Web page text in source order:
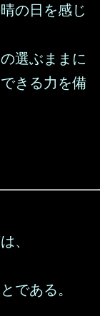
の日を感じ
選ぶままに
きる力を備
、
である。